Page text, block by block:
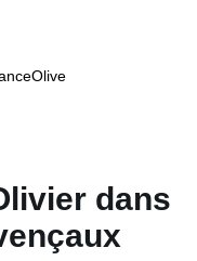
dans